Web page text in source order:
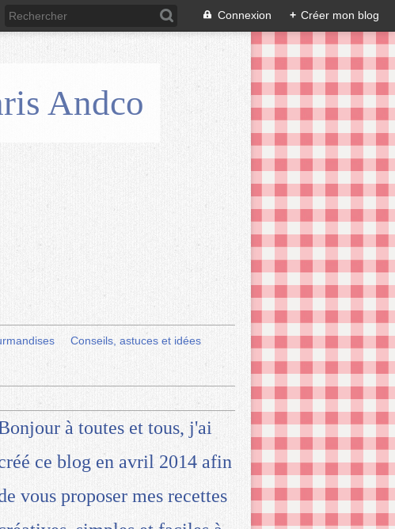
Connexion + Créer mon blog
Andco
Conseils, astuces et idées
à toutes et tous, j'ai
ce blog en avril 2014 afin
vous proposer mes recettes